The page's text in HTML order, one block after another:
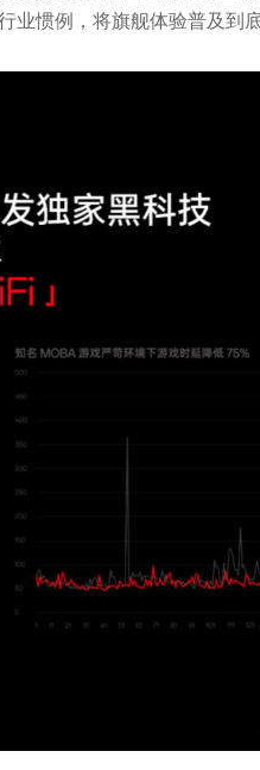
业惯例，将旗舰体验普及到
绑定AI长赛道
”到“任务助手”的重要
架构技